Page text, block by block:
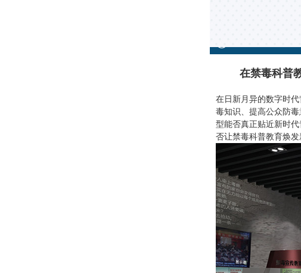
在禁毒科普
在日新月异的数字时
毒知识、提高公众防
型能否真正贴近新时
否让禁毒科普教育焕